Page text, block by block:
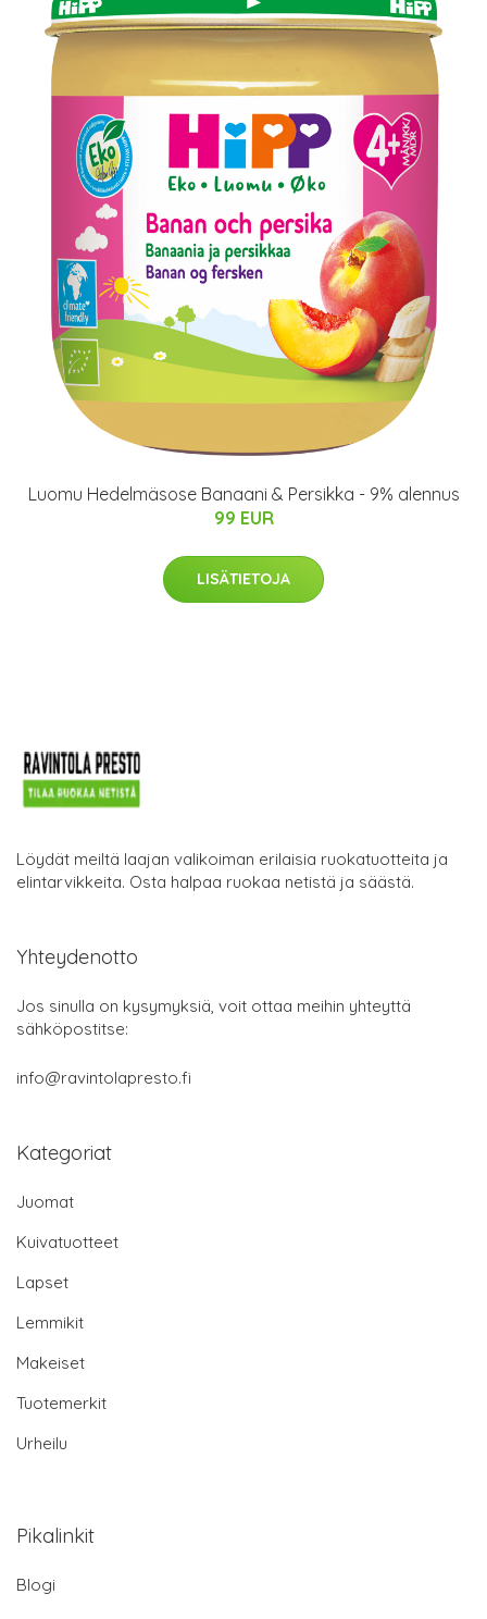
Luomu Hedelmäsose Banaani & Persikka - 9% alennus
99 EUR
LISÄTIETOJA
Löydät meiltä laajan valikoiman erilaisia ruokatuotteita ja
elintarvikkeita. Osta halpaa ruokaa netistä ja säästä.
Yhteydenotto
Jos sinulla on kysymyksiä, voit ottaa meihin yhteyttä
sähköpostitse:
info@ravintolapresto.fi
Kategoriat
Juomat
Kuivatuotteet
Lapset
Lemmikit
Makeiset
Tuotemerkit
Urheilu
Pikalinkit
Blogi